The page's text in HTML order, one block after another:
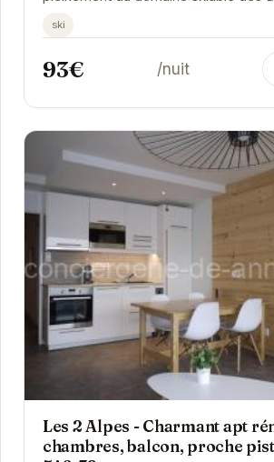
Proche des commerces et des
tout...
ski
93€ /nuit
Les 2 Alpes - Charmant apt
chambres, balcon, proche